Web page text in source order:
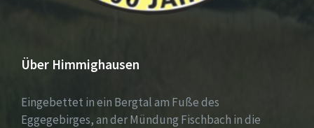
Über Himmighausen
Eingebettet in ein Bergtal am Fuße des
Eggegebirges, an der Mündung Fischbach in die